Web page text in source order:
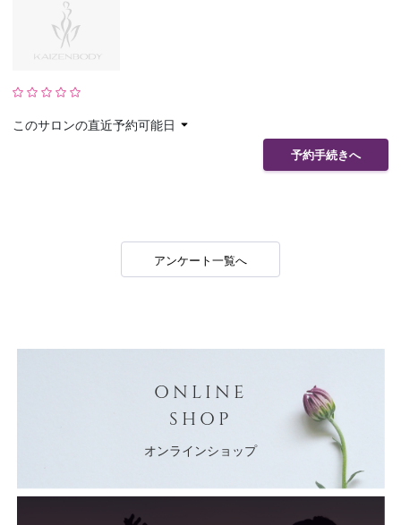
このサロンの直近予約可能日
予約手続きへ
アンケート一覧へ
ONLINE
SHOP
オンラインショップ